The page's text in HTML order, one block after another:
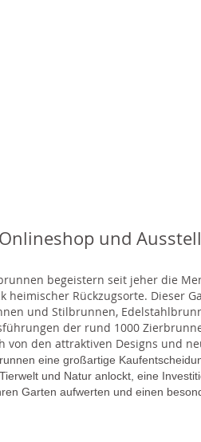
Onlineshop und
begeistern seit jeher die
heimischer Rückzugsorte. Dieser
und Stilbrunnen,
der rund 1000
von den attraktiven Designs und
eine großartige
und Natur anlockt, eine
Garten aufwerten und einen